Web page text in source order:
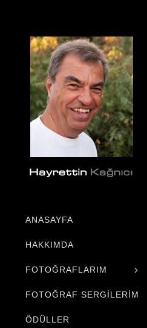
ANASAYFA
HAKKIMDA
FOTOĞRAFLARIM
FOTOĞRAF SERGILERIM
ÖDÜLLER